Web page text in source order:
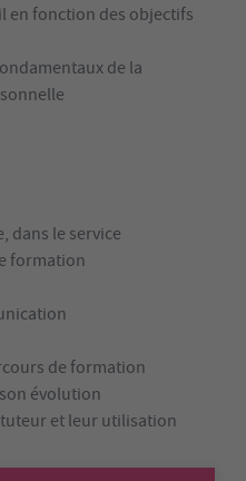
en fonction des objectifs
de la
dans le service
formation
de formation
évolution
et leur utilisation